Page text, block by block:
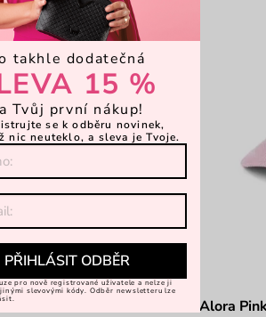
Alora
takhle dodatečná
15 %
Tvůj první nákup!
se k odběru novinek,
nic neuteklo, a sleva je Tvoje.
PŘIHLÁSIT ODBĚR
pro nově registrované uživatele a nelze ji
slevovými kódy. Odběr newsletteru lze